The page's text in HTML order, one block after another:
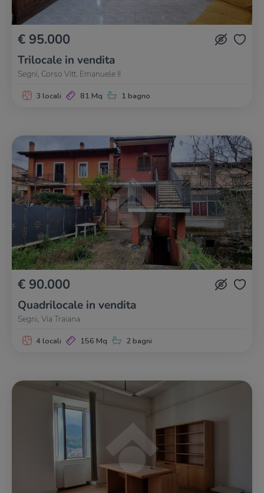
€ 95.000
Trilocale in vendita
Segni, Corso Vitt. Emanuele II
3 locali 81 Mq 1 bagno
€ 90.000
Quadrilocale in vendita
Segni, Via Traiana
4 locali 156 Mq 2 bagni